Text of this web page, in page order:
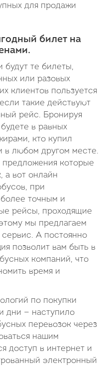
для продажи
билет на
те билеты,
или разовых
клиентов пользуется
такие действуют
рейс. Бронируя
в равных
кто купил
в любом другом месте.
которые
а вот онлайн
при
точным и
рейсы, проходящие
мы предлагаем
А постоянно
позволит вам быть в
компаний, что
время и
по покупки
дни — наступило
перевозок через
нашим
доступ в интернет и
электронный